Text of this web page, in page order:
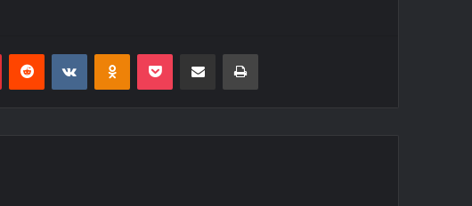
PinterestReddit VKontakteOdnoklassniki
Pocket E-Posta ile paylaş Yazdır